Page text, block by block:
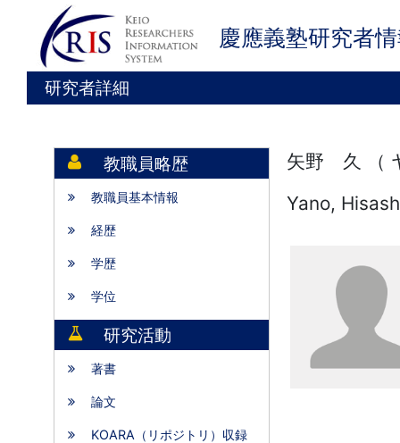
慶應義塾研究者
研究者詳細
教職員略歴
教職員基本情報
経歴
学歴
学位
研究活動
著書
論文
KOARA（リポジトリ）収録
矢野 久 （
Yano,